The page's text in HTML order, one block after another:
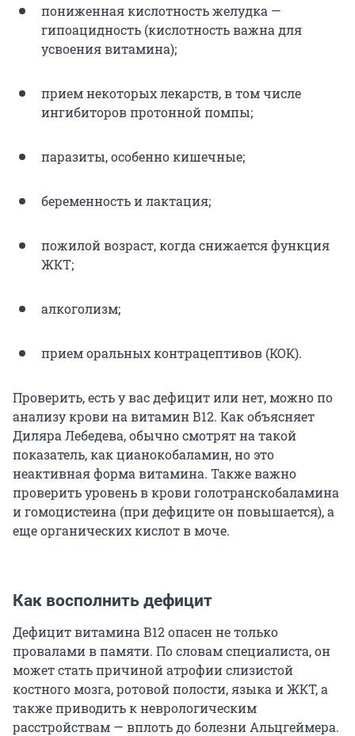
пониженная кислотность желудка —
гипоацидность (кислотность важна для
усвоения витамина);
прием некоторых лекарств, в том числе
ингибиторов протонной помпы;
паразиты, особенно кишечные;
беременность и лактация;
пожилой возраст, когда снижается функция
ЖКТ;
алкоголизм;
прием оральных контрацептивов (КОК).
Проверить, есть у вас дефицит или нет, можно по
анализу крови на витамин В12. Как объясняет
Диляра Лебедева, обычно смотрят на такой
показатель, как цианокобаламин, но это
неактивная форма витамина. Также важно
проверить уровень в крови голотранскобаламина
и гомоцистеина (при дефиците он повышается), а
еще органических кислот в моче.
Как восполнить дефицит
Дефицит витамина В12 опасен не только
провалами в памяти. По словам специалиста, он
может стать причиной атрофии слизистой
костного мозга, ротовой полости, языка и ЖКТ, а
также приводить к неврологическим
расстройствам — вплоть до болезни Альцгеймера.